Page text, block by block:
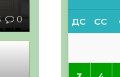
0 ДС СС